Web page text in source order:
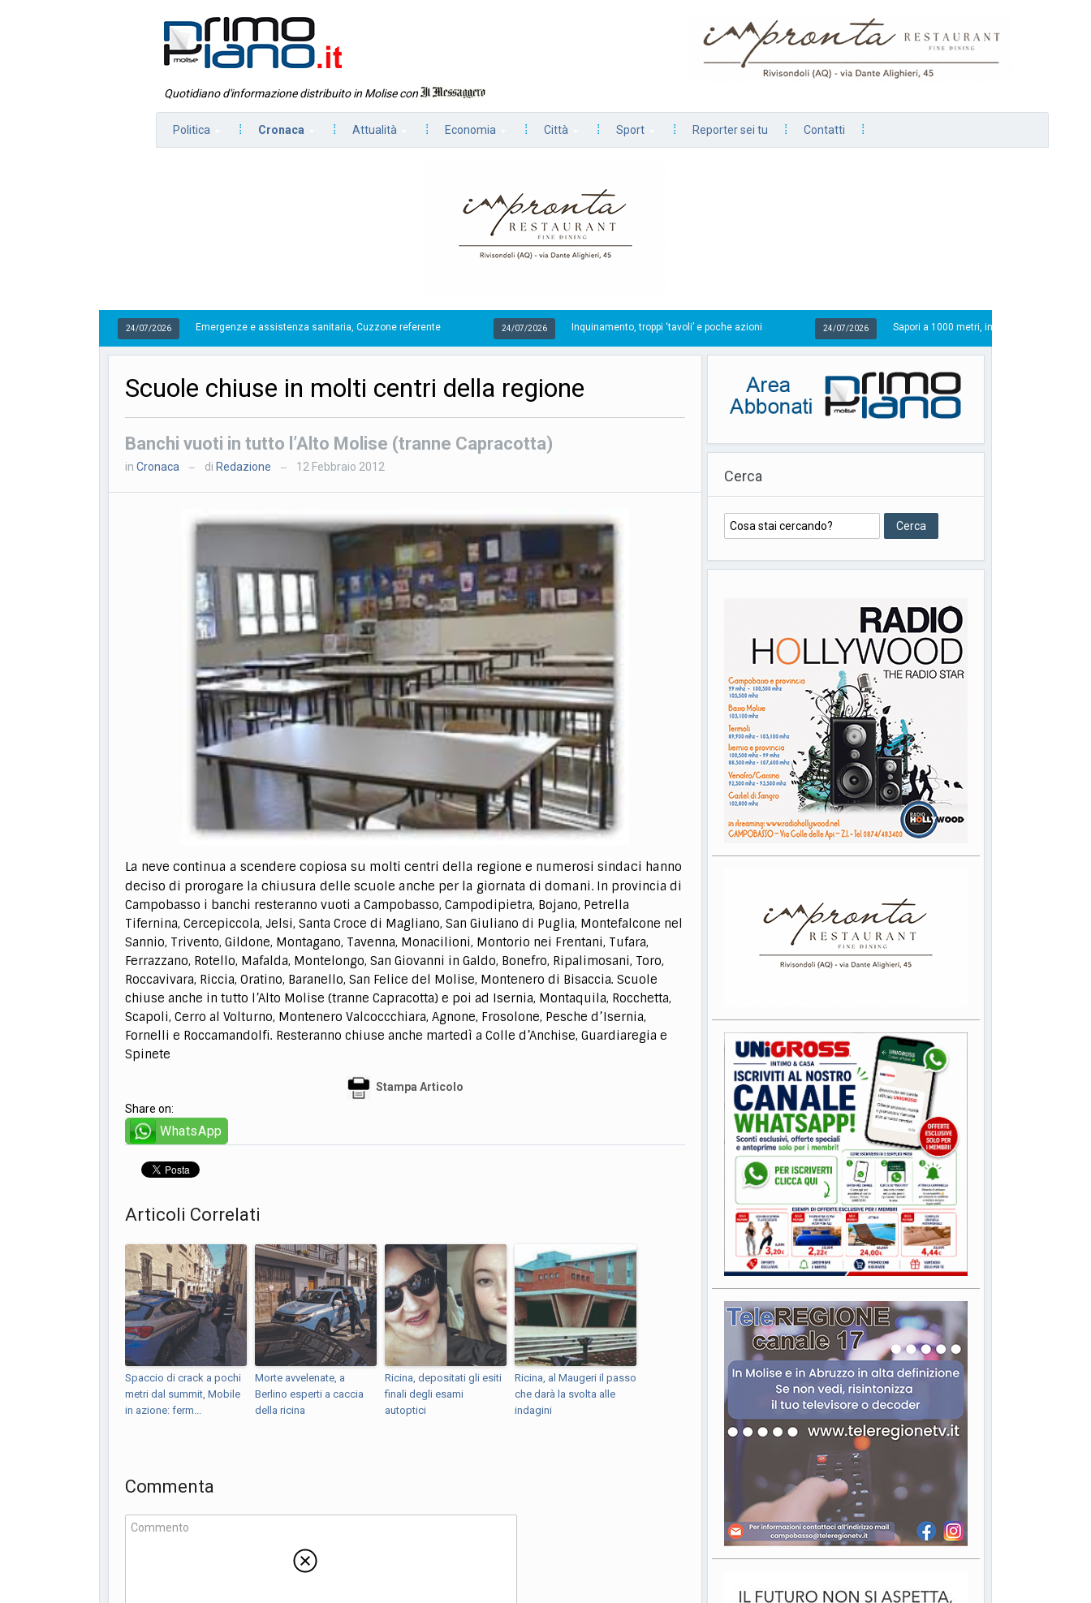
Quotidiano d'informazione distribuito in Molise con
Politica Cronaca Attualità Economia Città Sport Reporter sei tu Contatti
Emergenze e assistenza sanitaria, Cuzzone referente 24/07/2026 Inquinamento, troppi ‘tavoli’ e poche azioni 24/07/2026 Sapori a 1000 metri, in vetrina i sapori della tradizione
Scuole chiuse in molti centri della regione
Banchi vuoti in tutto l’Alto Molise (tranne Capracotta)
in Cronaca — di Redazione — 12 Febbraio 2012
La neve continua a scendere copiosa su molti centri della regione e numerosi sindaci hanno
deciso di prorogare la chiusura delle scuole anche per la giornata di domani. In provincia di
Campobasso i banchi resteranno vuoti a Campobasso, Campodipietra, Bojano, Petrella
Tifernina, Cercepiccola, Jelsi, Santa Croce di Magliano, San Giuliano di Puglia, Montefalcone nel
Sannio, Trivento, Gildone, Montagano, Tavenna, Monacilioni, Montorio nei Frentani, Tufara,
Ferrazzano, Rotello, Mafalda, Montelongo, San Giovanni in Galdo, Bonefro, Ripalimosani, Toro,
Roccavivara, Riccia, Oratino, Baranello, San Felice del Molise, Montenero di Bisaccia. Scuole
chiuse anche in tutto l’Alto Molise (tranne Capracotta) e poi ad Isernia, Montaquila, Rocchetta,
Scapoli, Cerro al Volturno, Montenero Valcoccchiara, Agnone, Frosolone, Pesche d’Isernia,
Fornelli e Roccamandolfi. Resteranno chiuse anche martedì a Colle d’Anchise, Guardiaregia e
Spinete
Stampa Articolo
Share on:
WhatsApp
Articoli Correlati
Spaccio di crack a pochi
metri dal summit, Mobile
in azione: ferm...
Morte avvelenate, a
Berlino esperti a caccia
della ricina
Ricina, depositati gli esiti
finali degli esami
autoptici
Ricina, al Maugeri il passo
che darà la svolta alle
indagini
Commenta
Cerca